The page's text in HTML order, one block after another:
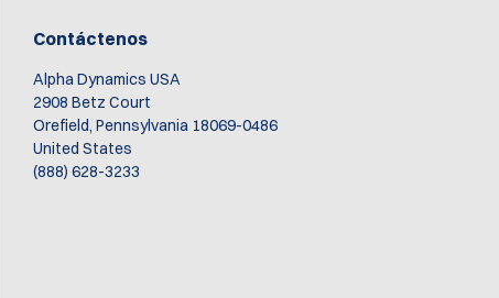
Contáctenos
Alpha Dynamics USA
2908 Betz Court
Orefield, Pennsylvania 18069-0486
United States
(888) 628-3233